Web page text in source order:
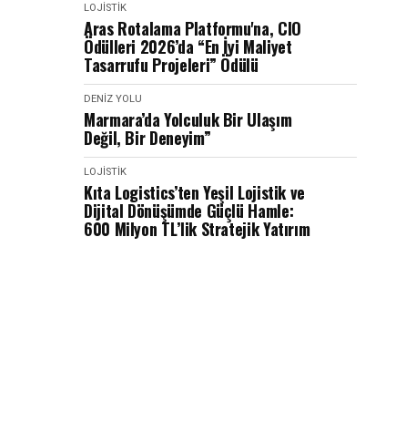
LOJISTIK
Aras Rotalama Platformu'na, CIO
Ödülleri 2026’da “En İyi Maliyet
Tasarrufu Projeleri” Ödülü
DENIZ YOLU
Marmara’da Yolculuk Bir Ulaşım
Değil, Bir Deneyim”
LOJISTIK
Kıta Logistics’ten Yeşil Lojistik ve
Dijital Dönüşümde Güçlü Hamle:
600 Milyon TL’lik Stratejik Yatırım